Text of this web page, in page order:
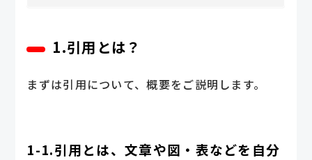
1.引用とは？
まずは引用について、概要をご説明します。
1-1.引用とは、文章や図・表などを自分